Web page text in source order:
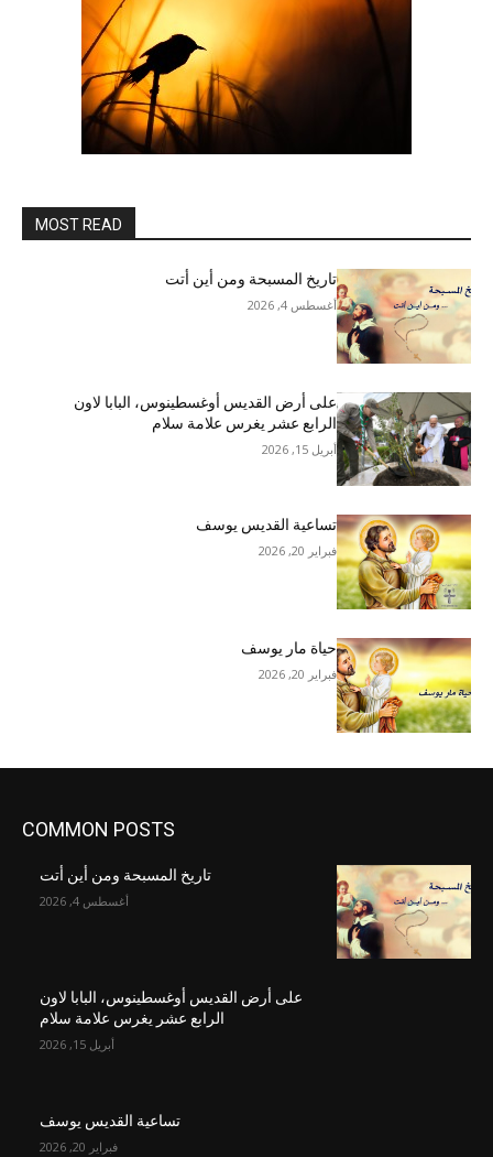
MOST READ
تاريخ المسبحة ومن أين أتت
أغسطس 4, 2026
على أرض القديس أوغسطينوس، البابا لاون
الرابع عشر يغرس علامة سلام
أبريل 15, 2026
تساعية القديس يوسف
فبراير 20, 2026
حياة مار يوسف
فبراير 20, 2026
COMMON POSTS
تاريخ المسبحة ومن أين أتت
أغسطس 4, 2026
على أرض القديس أوغسطينوس، البابا لاون
الرابع عشر يغرس علامة سلام
أبريل 15, 2026
تساعية القديس يوسف
فبراير 20, 2026